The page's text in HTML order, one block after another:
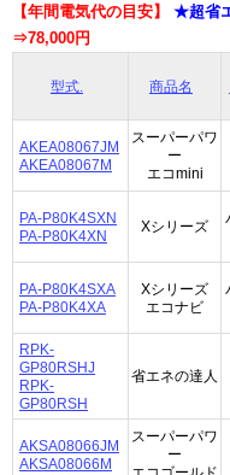
【年間電気代の目安】 ★超省
⇒78,000円
型式. 商品名
AKEA08067JM
AKEA08067M
スーパーパワ
ー
エコmini
PA-P80K4SXN
PA-P80K4XN
Xシリーズ
PA-P80K4SXA
PA-P80K4XA
Xシリーズ
エコナビ
RPK-
GP80RSHJ
RPK-
GP80RSH
省エネの達人
AKSA08066JM
AKSA08066M
スーパーパワ
ー